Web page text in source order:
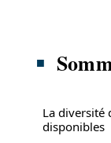
La diversité
disponibles